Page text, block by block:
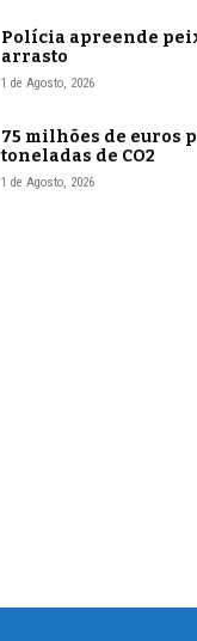
Polícia apreende
arrasto
1 de Agosto, 2026
75 milhões de euros
toneladas de CO2
1 de Agosto, 2026